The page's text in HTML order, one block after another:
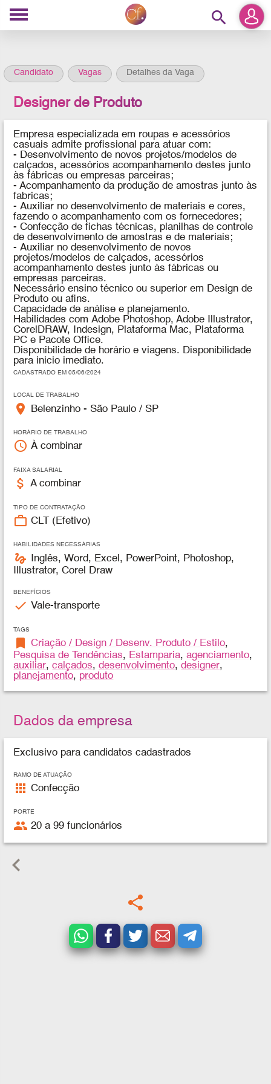
search
Candidato Vagas Detalhes da Vaga
Designer de Produto
Empresa especializada em roupas e acessórios
casuais admite profissional para atuar com:
- Desenvolvimento de novos projetos/modelos de
calçados, acessórios acompanhamento destes junto
às fábricas ou empresas parceiras;
- Acompanhamento da produção de amostras junto às
fabricas;
- Auxiliar no desenvolvimento de materiais e cores,
fazendo o acompanhamento com os fornecedores;
- Confecção de fichas técnicas, planilhas de controle
de desenvolvimento de amostras e de materiais;
- Auxiliar no desenvolvimento de novos
projetos/modelos de calçados, acessórios
acompanhamento destes junto às fábricas ou
empresas parceiras.
Necessário ensino técnico ou superior em Design de
Produto ou afins.
Capacidade de análise e planejamento.
Habilidades com Adobe Photoshop, Adobe Illustrator,
CorelDRAW, Indesign, Plataforma Mac, Plataforma
PC e Pacote Office.
Disponibilidade de horário e viagens. Disponibilidade
para inicio imediato.
CADASTRADO EM 05/06/2024
LOCAL DE TRABALHO
place Belenzinho - São Paulo / SP
HORÁRIO DE TRABALHO
access_time À combinar
FAIXA SALARIAL
attach_money A combinar
TIPO DE CONTRATAÇÃO
work_outline CLT (Efetivo)
HABILIDADES NECESSÁRIAS
gesture
Inglês, Word, Excel, PowerPoint, Photoshop,
Illustrator, Corel Draw
BENEFÍCIOS
check Vale-transporte
TAGS
bookmark Criação / Design / Desenv. Produto / Estilo,
Pesquisa de Tendências, Estamparia,agenciamento,
auxiliar,calçados,desenvolvimento,designer,
planejamento, produto
Dados da empresa
Exclusivo para candidatos cadastrados
RAMO DE ATUAÇÃO
apps Confecção
PORTE
people 20 a 99 funcionários
keyboard_arrow_left
share